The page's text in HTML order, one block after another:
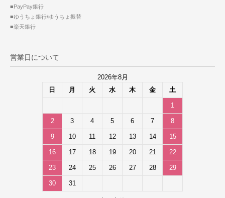
■PayPay銀行
■ゆうちょ銀行/ゆうちょ振替
■楽天銀行
営業日について
2026年8月
日
月 火 水 木 金 土
1
2 3 4 5 6 7 8
9 10 11 12 13 14 15
16 17 18 19 20 21 22
23 24 25 26 27 28 29
30 31